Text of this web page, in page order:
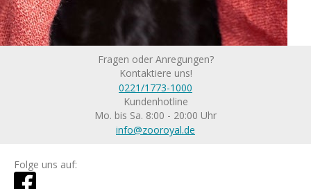
Fragen oder Anregungen?
Kontaktiere uns!
0221/1773-1000
Kundenhotline
Mo. bis Sa. 8:00 - 20:00 Uhr
info@zooroyal.de
Folge uns auf: